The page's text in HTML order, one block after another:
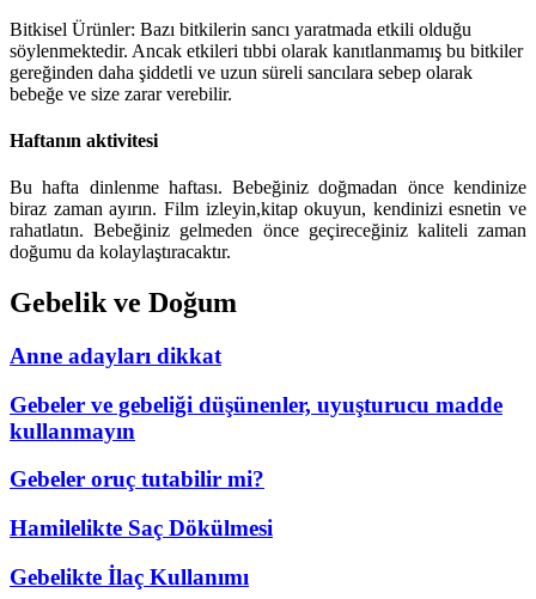
Bitkisel Ürünler: Bazı bitkilerin sancı yaratmada etkili olduğu
söylenmektedir. Ancak etkileri tıbbi olarak kanıtlanmamış bu bitkiler
gereğinden daha şiddetli ve uzun süreli sancılara sebep olarak
bebeğe ve size zarar verebilir.
Haftanın aktivitesi
Bu hafta dinlenme haftası. Bebeğiniz doğmadan önce kendinize
biraz zaman ayırın. Film izleyin,kitap okuyun, kendinizi esnetin ve
rahatlatın. Bebeğiniz gelmeden önce geçireceğiniz kaliteli zaman
doğumu da kolaylaştıracaktır.
Gebelik ve Doğum
Anne adayları dikkat
Gebeler ve gebeliği düşünenler, uyuşturucu madde
kullanmayın
Gebeler oruç tutabilir mi?
Hamilelikte Saç Dökülmesi
Gebelikte İlaç Kullanımı